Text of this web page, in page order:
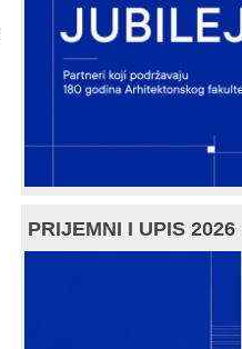
PRIJEMNI I UPIS 2026